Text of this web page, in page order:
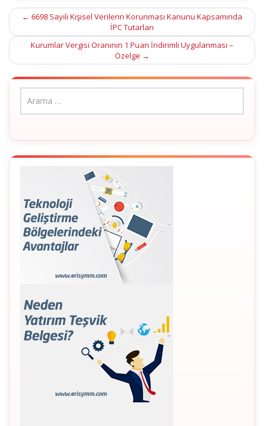
Post
navigation
← 6698 Sayılı Kişisel Verilerin Korunması Kanunu Kapsamında
İPC Tutarları
Kurumlar Vergisi Oranının 1 Puan İndirimli Uygulanması –
Özelge →